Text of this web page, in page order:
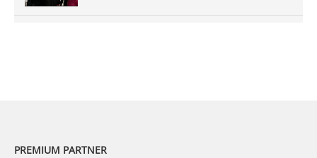
PREMIUM PARTNER